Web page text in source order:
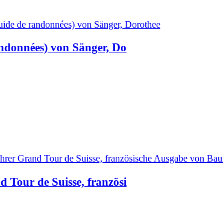
von Sänger, Do
Tour de Suisse, französi